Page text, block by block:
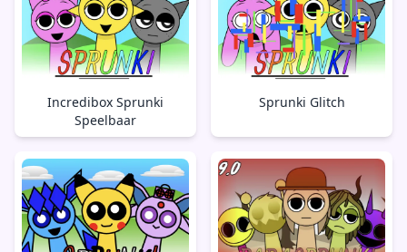
Incredibox Sprunki
Speelbaar
Sprunki Glitch